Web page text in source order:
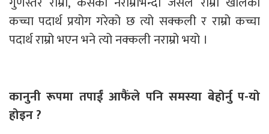
कच्चा पदार्थ प्रयोग गरेको छ त्यो सक्कली र राम्रो कच्चा
पदार्थ राम्रो भएन भने त्यो नक्कली नराम्रो भयो ।
कानुनी रूपमा तपाईं आफैंले पनि समस्या बेहोर्नु प-यो
होइन ?